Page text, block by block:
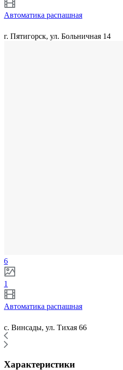
Автоматика распашная
г. Пятигорск, ул. Больничная 14
6
1
Автоматика распашная
с. Винсады, ул. Тихая 66
Характеристики